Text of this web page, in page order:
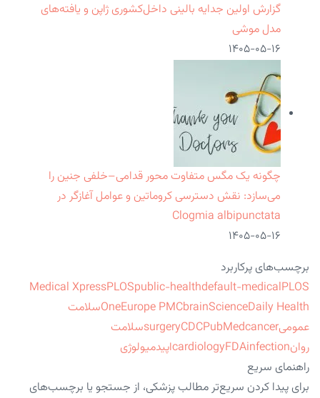
گزارش اولین جدایه بالینی داخل‌کشوری ژاپن و یافته‌های
مدل موشی
۱۴۰۵-۰۵-۱۶
چگونه یک مگس متفاوت محور قدامی–خلفی جنین را
می‌سازد: نقش دسترسی کروماتین و عوامل آغازگر در
Clogmia albipunctata
۱۴۰۵-۰۵-۱۶
برچسب‌های پرکاربرد
Medical XpressPLOSpublic-healthdefault-medicalPLOS
OneEurope PMCbrainScienceDaily Health
سلامت
عمومی
surgeryCDCPubMedcancer
سلامت
روان
cardiologyFDAinfection
اپیدمیولوژی
راهنمای سریع
برای پیدا کردن سریع‌تر مطالب پزشکی، از جستجو یا برچسب‌های